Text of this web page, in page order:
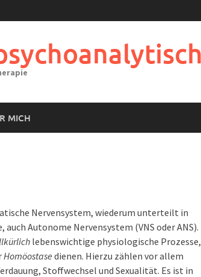
MICH
Nervensystem, wiederum unterteilt in
Autonome Nervensystem (VNS oder ANS).
lebenswichtige physiologische Prozesse,
Homöostase dienen. Hierzu zählen vor allem
Stoffwechsel und Sexualität. Es ist in